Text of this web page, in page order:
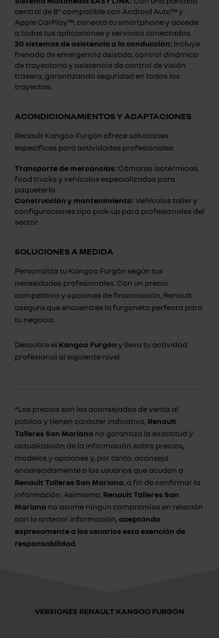
central de 8” compatible con Android Auto™ y
Apple CarPlay™, conecta tu smartphone y accede
a todas tus aplicaciones y servicios conectados.
20 sistemas de asistencia a la conducción: Incluye
frenada de emergencia asistida, control dinámico
de trayectoria y asistencia de control de visión
trasera, garantizando seguridad en todos los
trayectos.
ACONDICIONAMIENTOS Y ADAPTACIONES
Renault Kangoo Furgón ofrece soluciones
específicas para actividades profesionales:
Transporte de mercancías: Cámaras isotérmicas,
food trucks y vehículos especializados para
paquetería.
Construcción y mantenimiento: Vehículos taller y
configuraciones tipo pick-up para profesionales del
sector.
SOLUCIONES A MEDIDA
Personaliza tu Kangoo Furgón según tus
necesidades profesionales. Con un precio
competitivo y opciones de financiación, Renault
asegura que encuentres la furgoneta perfecta para
tu negocio.
Descubre el Kangoo Furgón y lleva tu actividad
profesional al siguiente nivel.
*Los precios son los aconsejados de venta al
público y tienen carácter indicativo, Renault
Talleres San Mariano no garantiza la exactitud y
actualización de la información sobre precios,
modelos y opciones y, por tanto, aconseja
encarecidamente a los usuarios que acudan a
Renault Talleres San Mariano, a fin de confirmar la
información. Asimismo, Renault Talleres San
Mariano no asume ningun compromiso en relación
con la anterior información, aceptando
expresamente a los usuarios esta exención de
responsabilidad.
VERSIONES RENAULT KANGOO FURGÓN